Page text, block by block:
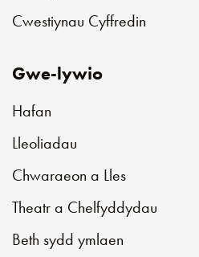
Cwestiynau Cyffredin
Gwe-lywio
Hafan
Lleoliadau
Chwaraeon a Lles
Theatr a Chelfyddydau
Beth sydd ymlaen